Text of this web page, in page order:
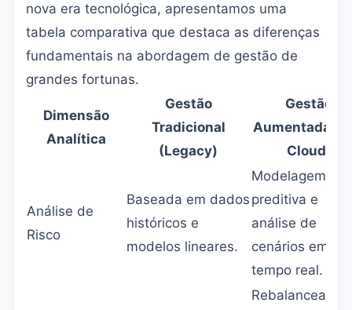
nova era tecnológica, apresentamos uma
tabela comparativa que destaca as diferenças
fundamentais na abordagem de gestão de
grandes fortunas.
Dimensão
Analítica
Gestão
Tradicional
(Legacy)
Gestão
Aumentada
Cloud)
Análise de
Risco
Baseada em dados
históricos e
modelos lineares.
Modelagem
preditiva e
análise de
cenários em
tempo real.